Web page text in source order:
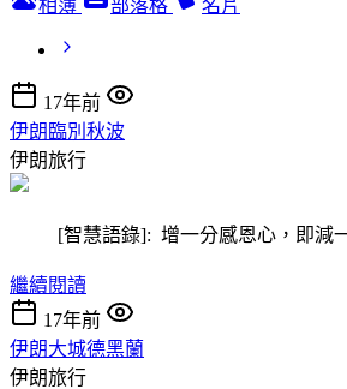
相簿 部落格 名片
17年前
伊朗臨別秋波
伊朗旅行
[智慧語錄]: 增一分感恩心，即減一
繼續閱讀
17年前
伊朗大城德黑蘭
伊朗旅行